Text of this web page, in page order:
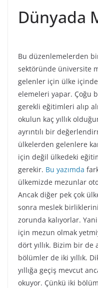
Dünyada
Bu düzenlemelerden
sektöründe üniversite
gelenler için ülke
elemeleri yapar. Çoğu
gerekli eğitimleri alıp
okulun kaç yıllık
ayrıntılı bir
ülkelerden gelenlere
için değil ülkedeki
gerekir. Bu yazımda
ülkemizde mezunlar
Ancak diğer pek çok
sonra meslek
zorunda kalıyorlar.
için mezun olmak
dört yıllık. Bizim bir de
bölümler de iki yıllık.
yıllığa geçiş mevcut
okuyor. Çünkü iki